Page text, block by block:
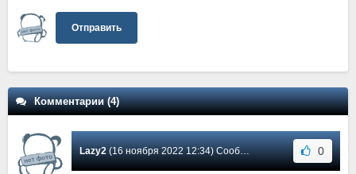
Отправить
Комментарии (4)
Lazy2(16 ноября 2022 12:34) Сообщение #4 0